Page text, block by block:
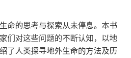
命的思考与探索从未停息。本书
们对这些问题的不断认知，以地
了人类探寻地外生命的方法及历